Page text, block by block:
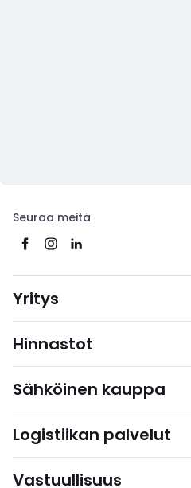
Seuraa meitä
Yritys
Hinnastot
Sähköinen kauppa
Logistiikan palvelut
Vastuullisuus